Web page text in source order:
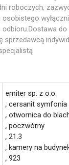
roboczych,
sprzedawcą
emiter sp. z o.o.
, cersanit symfonia
, otwornica do
, poczwórny
, 21.3
, kamery na
, 923